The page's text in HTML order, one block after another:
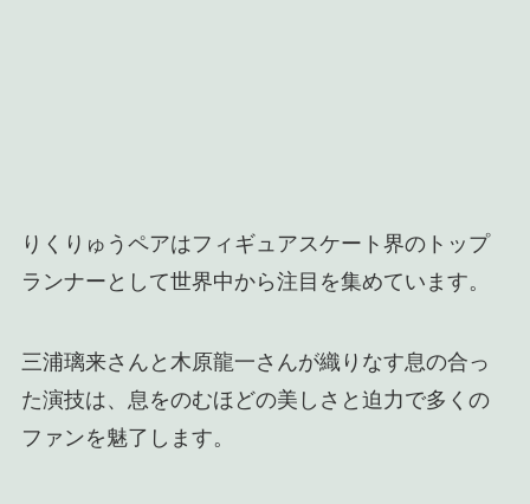
りくりゅうペアはフィギュアスケート界のトップ
ランナーとして世界中から注目を集めています。
三浦璃来さんと木原龍一さんが織りなす息の合っ
た演技は、息をのむほどの美しさと迫力で多くの
ファンを魅了します。